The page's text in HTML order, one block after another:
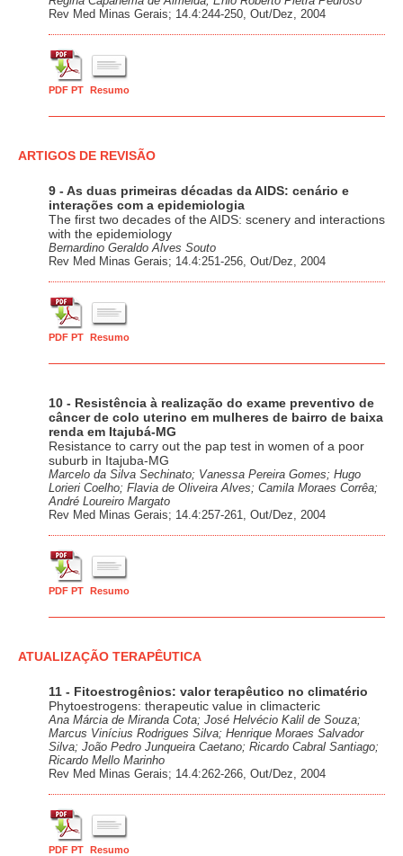
Rev Med Minas Gerais; 14.4:244-250, Out/Dez, 2004
PDF PT Resumo
ARTIGOS DE REVISÃO
9 - As duas primeiras décadas da AIDS: cenário e
interações com a epidemiologia
The first two decades of the AIDS: scenery and interactions
with the epidemiology
Bernardino Geraldo Alves Souto
Rev Med Minas Gerais; 14.4:251-256, Out/Dez, 2004
PDF PT Resumo
10 - Resistência à realização do exame preventivo de
câncer de colo uterino em mulheres de bairro de baixa
renda em Itajubá-MG
Resistance to carry out the pap test in women of a poor
suburb in Itajuba-MG
Marcelo da Silva Sechinato; Vanessa Pereira Gomes; Hugo
Lorieri Coelho; Flavia de Oliveira Alves; Camila Moraes Corrêa;
André Loureiro Margato
Rev Med Minas Gerais; 14.4:257-261, Out/Dez, 2004
PDF PT Resumo
ATUALIZAÇÃO TERAPÊUTICA
11 - Fitoestrogênios: valor terapêutico no climatério
Phytoestrogens: therapeutic value in climacteric
Ana Márcia de Miranda Cota; José Helvécio Kalil de Souza;
Marcus Vinícius Rodrigues Silva; Henrique Moraes Salvador
Silva; João Pedro Junqueira Caetano; Ricardo Cabral Santiago;
Ricardo Mello Marinho
Rev Med Minas Gerais; 14.4:262-266, Out/Dez, 2004
PDF PT Resumo